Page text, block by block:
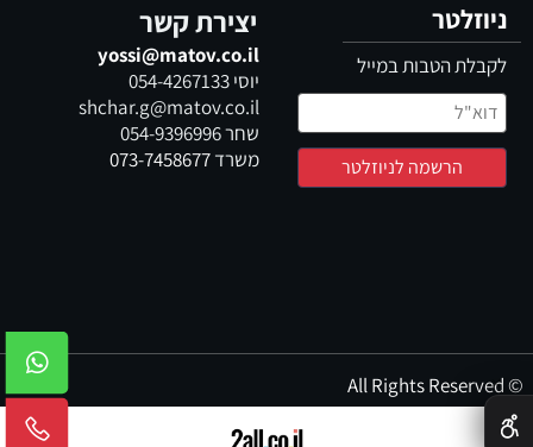
ניוזלטר
לקבלת הטבות במייל
יצירת קשר
yossi@matov.co.il
יוסי054-4267133
shchar.g@matov.co.il
שחר054-9396996
משרד073-7458677
© All Rights Reserved
✕